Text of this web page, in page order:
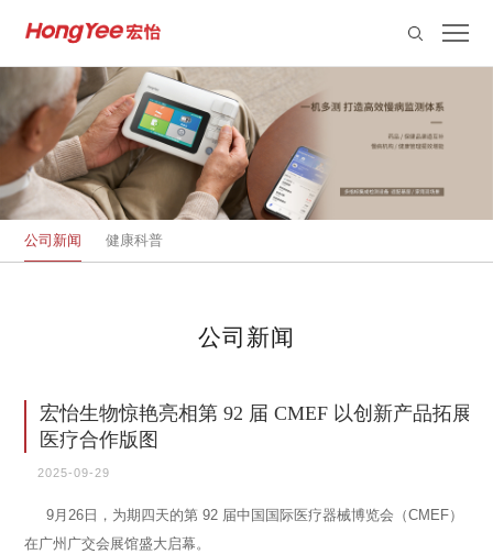
公司新闻 健康科普
公司新闻
宏怡生物惊艳亮相第 92 届 CMEF 以创新产品拓展
医疗合作版图
2025-09-29
9月26日，为期四天的第 92 届中国国际医疗器械博览会（CMEF）
在广州广交会展馆盛大启幕。